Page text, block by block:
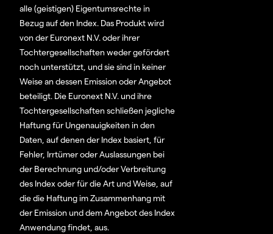
alle (geistigen) Eigentumsrechte in
Bezug auf den Index. Das Produkt wird
von der Euronext N.V. oder ihrer
Tochtergesellschaften weder gefördert
noch unterstützt, und sie sind in keiner
Weise an dessen Emission oder Angebot
beteiligt. Die Euronext N.V. und ihre
Tochtergesellschaften schließen jegliche
Haftung für Ungenauigkeiten in den
Daten, auf denen der Index basiert, für
Fehler, Irrtümer oder Auslassungen bei
der Berechnung und/oder Verbreitung
des Index oder für die Art und Weise, auf
die die Haftung im Zusammenhang mit
der Emission und dem Angebot des Index
Anwendung findet, aus.